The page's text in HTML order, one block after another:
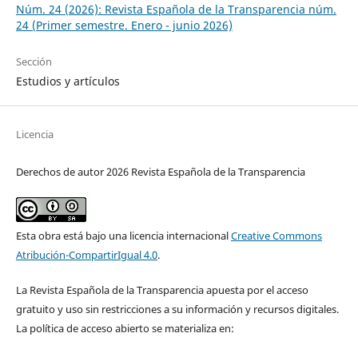
Núm. 24 (2026): Revista Española de la Transparencia núm.
24 (Primer semestre. Enero - junio 2026)
Sección
Estudios y artículos
Licencia
Derechos de autor 2026 Revista Española de la Transparencia
Esta obra está bajo una licencia internacionalCreative Commons
Atribución-CompartirIgual 4.0.
La Revista Española de la Transparencia apuesta por el acceso
gratuito y uso sin restricciones a su información y recursos digitales.
La política de acceso abierto se materializa en: